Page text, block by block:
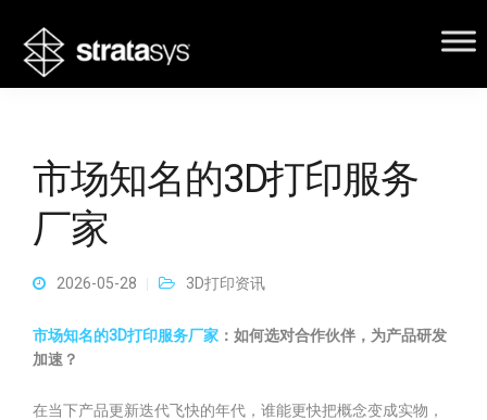
市场知名的3D打印服务
厂家
2026-05-28 3D打印资讯
市场知名的3D打印服务厂家 ：如何选对合作伙伴，为产品研发
加速？
在当下产品更新迭代飞快的年代，谁能更快把概念变成实物，